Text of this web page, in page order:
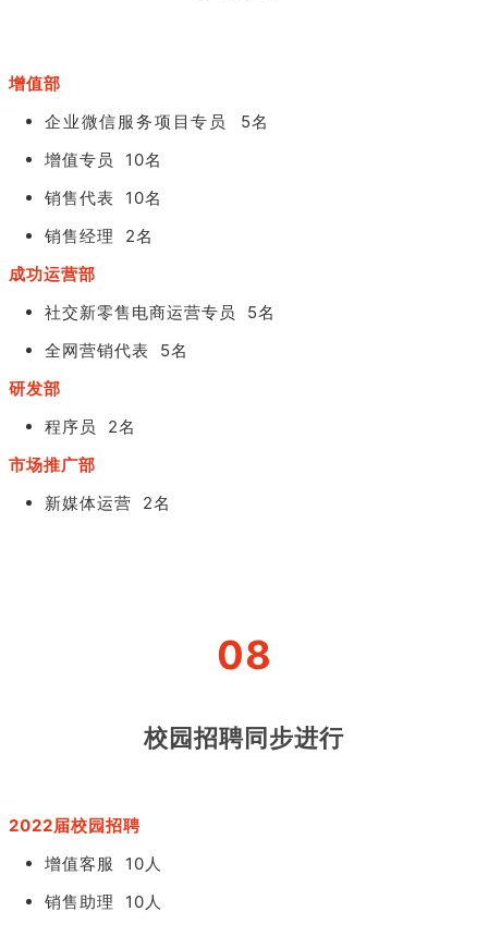
增值部
企业微信服务项目专员 5名
增值专员 10名
销售代表 10名
销售经理 2名
成功运营部
社交新零售电商运营专员 5名
全网营销代表 5名
研发部
程序员 2名
市场推广部
新媒体运营 2名
08
校园招聘同步进行
2022届校园招聘
增值客服 10人
销售助理 10人